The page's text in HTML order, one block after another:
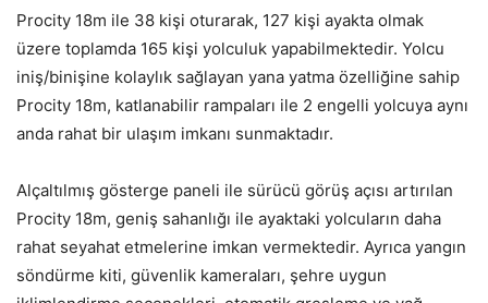
Procity 18m ile 38 kişi oturarak, 127 kişi ayakta olmak
üzere toplamda 165 kişi yolculuk yapabilmektedir. Yolcu
iniş/binişine kolaylık sağlayan yana yatma özelliğine sahip
Procity 18m, katlanabilir rampaları ile 2 engelli yolcuya aynı
anda rahat bir ulaşım imkanı sunmaktadır.
Alçaltılmış gösterge paneli ile sürücü görüş açısı artırılan
Procity 18m, geniş sahanlığı ile ayaktaki yolcuların daha
rahat seyahat etmelerine imkan vermektedir. Ayrıca yangın
söndürme kiti, güvenlik kameraları, şehre uygun